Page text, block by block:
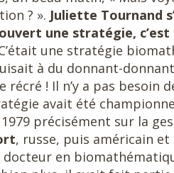
? ». Juliette Tournand
une stratégie,
une stratégie
à du donnant-
récré ! Il n’y a pas
avait été
précisément sur la
, russe, puis américain
en